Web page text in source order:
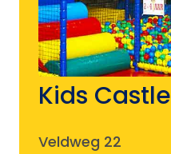
Kids Castle
Veldweg 22